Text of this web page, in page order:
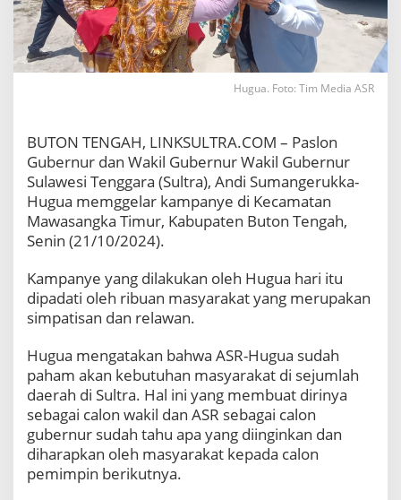
k
a
T
i
m
n
i
K
a
t
a
A
R
-
H
g
u
a
Hugua. Foto: Tim Media ASR
BUTON TENGAH, LINKSULTRA.COM – Paslon
Gubernur dan Wakil Gubernur Wakil Gubernur
Sulawesi Tenggara (Sultra), Andi Sumangerukka-
Hugua memggelar kampanye di Kecamatan
Mawasangka Timur, Kabupaten Buton Tengah,
Senin (21/10/2024).
Kampanye yang dilakukan oleh Hugua hari itu
dipadati oleh ribuan masyarakat yang merupakan
simpatisan dan relawan.
Hugua mengatakan bahwa ASR-Hugua sudah
paham akan kebutuhan masyarakat di sejumlah
daerah di Sultra. Hal ini yang membuat dirinya
sebagai calon wakil dan ASR sebagai calon
gubernur sudah tahu apa yang diinginkan dan
diharapkan oleh masyarakat kepada calon
pemimpin berikutnya.